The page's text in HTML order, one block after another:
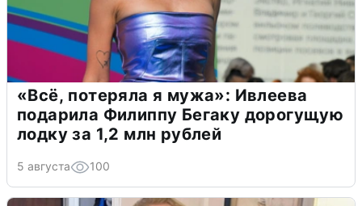
«Всё, потеряла я мужа»: Ивлеева
подарила Филиппу Бегаку дорогущую
лодку за 1,2 млн рублей
5 августа 100